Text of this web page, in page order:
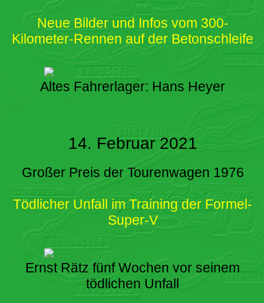
Neue Bilder und Infos vom 300-
Kilometer-Rennen auf der Betonschleife
Altes Fahrerlager: Hans Heyer
14. Februar 2021
Großer Preis der Tourenwagen 1976
Tödlicher Unfall im Training der Formel-
Super-V
Ernst Rätz fünf Wochen vor seinem
tödlichen Unfall